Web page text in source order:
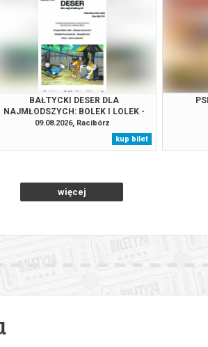
BAŁTYCKI DESER DLA
NAJMŁODSZYCH: BOLEK I LOLEK -
"WAKACJE NAD MORZEM" |
"PAMPALINI I BOA" | "REKSIO
09.08.2026, Racibórz
kup bilet
więcej